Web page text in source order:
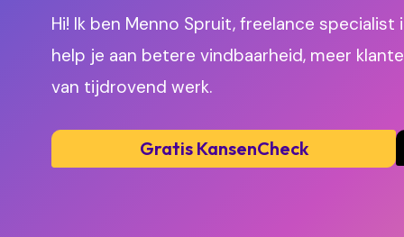
Hi! Ik ben Menno Spruit, freelance specialist
help je aan betere vindbaarheid, meer
van tijdrovend werk.
Gratis KansenCheck